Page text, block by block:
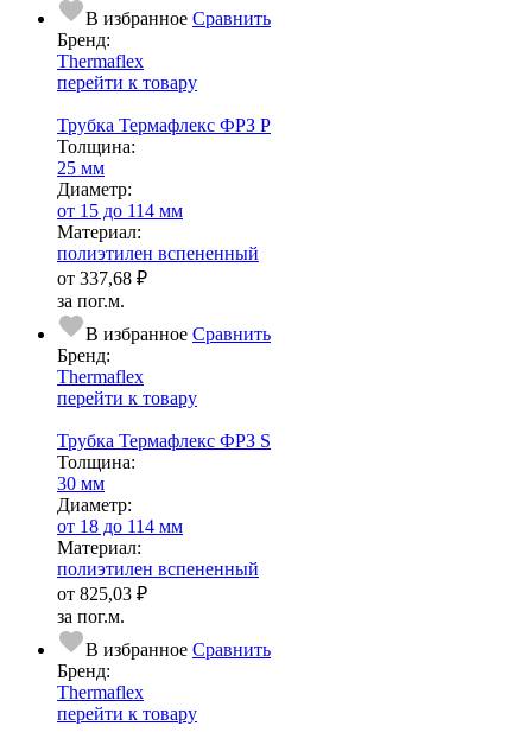
В избранное Сравнить
Бренд:
Thermaflex
перейти к товару
Трубка Термафлекс ФРЗ P
Тол­щи­на:
25 мм
Диаметр:
от 15 до 114 мм
Ма­­те­­ри­­ал:
полиэтилен вспененный
от 337,68 ₽
за пог.м.
В избранное Сравнить
Бренд:
Thermaflex
перейти к товару
Трубка Термафлекс ФРЗ S
Тол­щи­на:
30 мм
Диаметр:
от 18 до 114 мм
Ма­­те­­ри­­ал:
полиэтилен вспененный
от 825,03 ₽
за пог.м.
В избранное Сравнить
Бренд:
Thermaflex
перейти к товару